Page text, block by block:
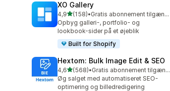
XO Gallery
4,9ud af 5 stjerner
(158)
158 anmeldelser i alt
•
Gratis abonnement tilgængeligt
Opbyg galleri-, portfolio- og
lookbook-sider på et øjeblik
Built for Shopify
Hextom: Bulk Image Edit & SEO
4,6ud af 5 stjerner
(568)
568 anmeldelser i alt
•
Gratis abonnement tilgængeligt
Øg salget med automatiseret SEO-
optimering og billedredigering